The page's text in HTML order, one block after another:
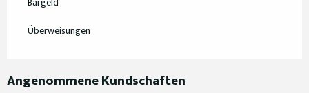
Überweisungen
Angenommene Kundschaften